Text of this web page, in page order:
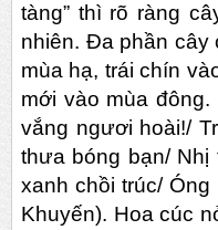
tàng” thì rõ ràng
nhiên. Đa phần cây
mùa hạ, trái chín
mới vào mùa
vắng ngươi hoài!/
thưa bóng bạn/
xanh chồi trúc/
Khuyến). Hoa cúc